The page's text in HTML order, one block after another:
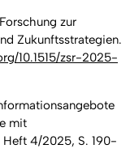
zur
Zukunftsstrategien.
10.1515/zsr-2025-
mit
Heft 4/2025, S. 190-